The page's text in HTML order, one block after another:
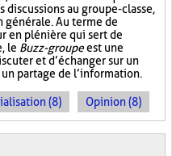
au groupe-classe,
générale. Au terme de
en plénière qui sert de
le Buzz-groupeest une
et d’échanger sur un
partage de l’information.
(8) Opinion (8)